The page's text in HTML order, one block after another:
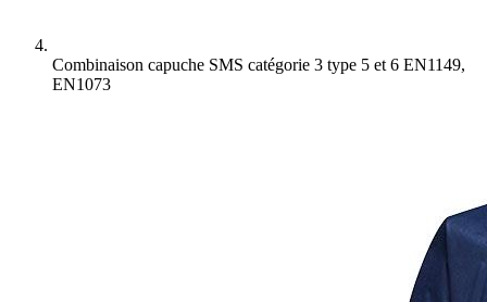
Combinaison capuche SMS catégorie 3 type 5 et 6 EN1149,
EN1073